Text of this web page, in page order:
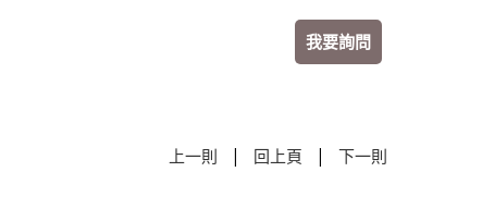
我要詢問
上一則 | 回上頁 | 下一則